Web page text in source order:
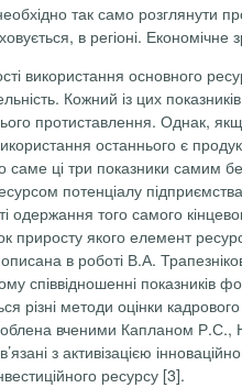
так само розглянути
в регіоні.
використання основного
Кожний із цих
протиставлення. Однак,
останнього є
ці три показники самим
потенціалу
одержання того самого
приросту якого елемент
в роботі В.А.
співвідношенні показників
різні методи оцінки
вченими Капланом Р.С.,
з активізацією
ресурсу [3].